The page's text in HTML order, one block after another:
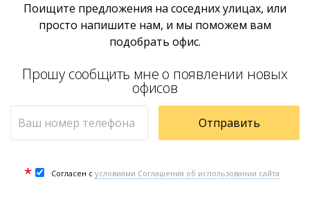
Поищите предложения на соседних улицах, или
просто напишите нам, и мы поможем вам
подобрать офис.
Прошу сообщить мне о появлении новых
офисов
Отправить
* Согласен с условиями Соглашения об использовании сайта